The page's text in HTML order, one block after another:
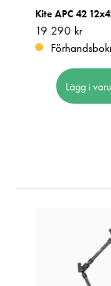
Kite APC 42
Pris :19 290 kr
19 290 kr
Lägg i